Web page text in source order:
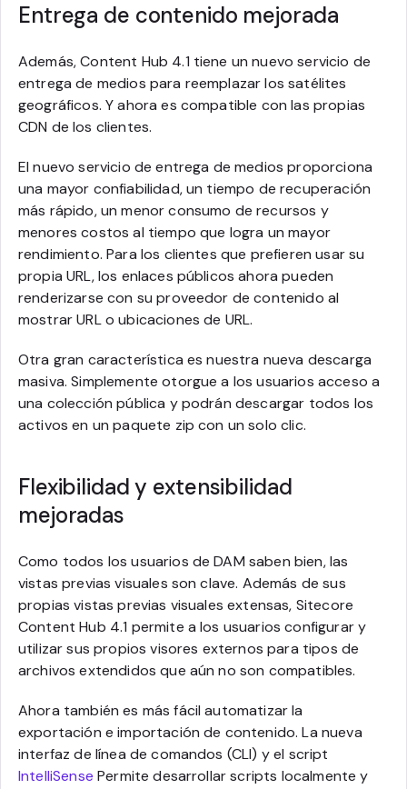
Entrega de contenido mejorada
Además, Content Hub 4.1 tiene un nuevo servicio de
entrega de medios para reemplazar los satélites
geográficos. Y ahora es compatible con las propias
CDN de los clientes.
El nuevo servicio de entrega de medios proporciona
una mayor confiabilidad, un tiempo de recuperación
más rápido, un menor consumo de recursos y
menores costos al tiempo que logra un mayor
rendimiento. Para los clientes que prefieren usar su
propia URL, los enlaces públicos ahora pueden
renderizarse con su proveedor de contenido al
mostrar URL o ubicaciones de URL.
Otra gran característica es nuestra nueva descarga
masiva. Simplemente otorgue a los usuarios acceso a
una colección pública y podrán descargar todos los
activos en un paquete zip con un solo clic.
Flexibilidad y extensibilidad
mejoradas
Como todos los usuarios de DAM saben bien, las
vistas previas visuales son clave. Además de sus
propias vistas previas visuales extensas, Sitecore
Content Hub 4.1 permite a los usuarios configurar y
utilizar sus propios visores externos para tipos de
archivos extendidos que aún no son compatibles.
Ahora también es más fácil automatizar la
exportación e importación de contenido. La nueva
interfaz de línea de comandos (CLI) y el script
IntelliSense Permite desarrollar scripts localmente y